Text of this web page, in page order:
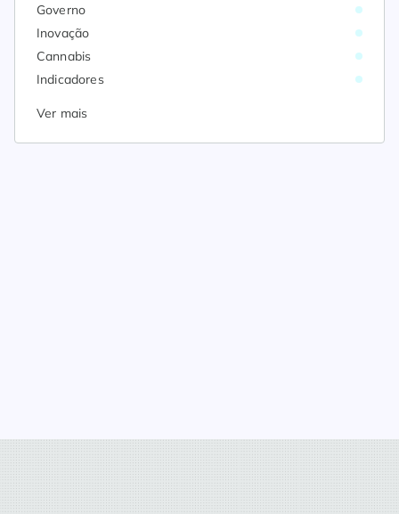
Governo
Inovação
Cannabis
Indicadores
Ver mais